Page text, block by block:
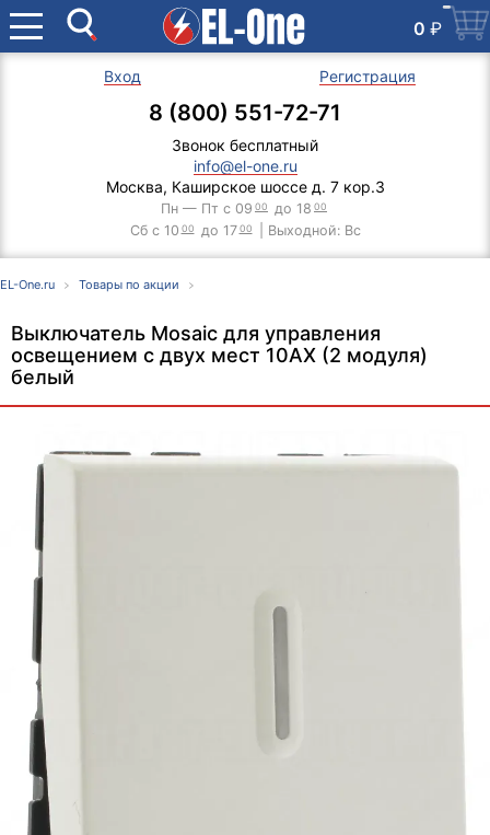
0 ₽
Вход Регистрация
8 (800) 551-72-71
Звонок бесплатный
info@el-one.ru
Москва, Каширское шоссе д. 7 кор.3
Пн — Пт с 09 00 до 18 00
Сб с 10 00 до 17 00 | Выходной: Вс
EL-One.ru Товары по акции
Выключатель Mosaic для управления
освещением с двух мест 10АХ (2 модуля)
белый